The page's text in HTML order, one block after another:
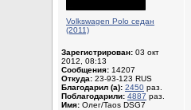
Volkswagen Polo седан
(2011)
Зарегистрирован: 03 окт
2012, 08:13
Сообщения: 14207
Откуда: 23-93-123 RUS
Благодарил (а): 2450 раз.
Поблагодарили: 4887 раз.
Имя: Олег/Taos DSG7